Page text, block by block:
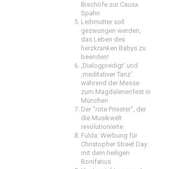
Bischöfe zur Causa
Spahn
Leihmutter soll
gezwungen werden,
das Leben des
herzkranken Babys zu
beenden!
‚Dialogpredigt‘ und
‚meditativer Tanz’
während der Messe
zum Magdalenenfest in
München
Der "rote Priester", der
die Musikwelt
revolutionierte
Fulda: Werbung für
Christopher Street Day
mit dem heiligen
Bonifatius